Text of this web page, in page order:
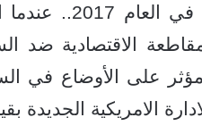
الآن .. كما فعل
الاقتصادية
مؤثر على الأوضاع في
الامريكية الجديدة